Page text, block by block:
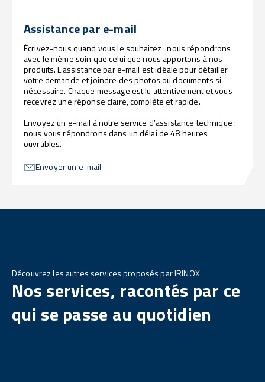
Assistance par e-mail
Écrivez-nous quand vous le souhaitez : nous répondrons
avec le même soin que celui que nous apportons à nos
produits. L’assistance par e-mail est idéale pour détailler
votre demande et joindre des photos ou documents si
nécessaire. Chaque message est lu attentivement et vous
recevrez une réponse claire, complète et rapide.
Envoyez un e-mail à notre service d’assistance technique :
nous vous répondrons dans un délai de 48 heures
ouvrables.
Envoyer un e-mail
Découvrez les autres services proposés par IRINOX
Nos services, racontés par ce
qui se passe au quotidien